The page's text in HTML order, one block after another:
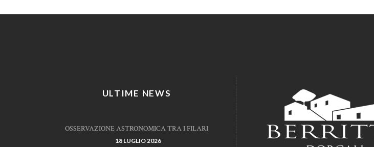
ULTIME NEWS
OSSERVAZIONE ASTRONOMICA TRA I FILARI
18 LUGLIO 2026